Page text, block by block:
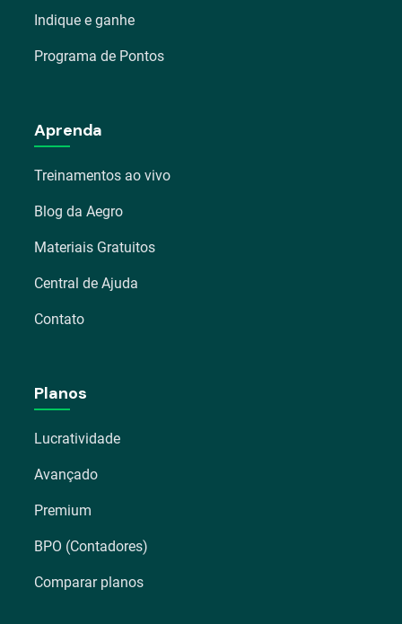
Indique e ganhe
Programa de Pontos
Aprenda
Treinamentos ao vivo
Blog da Aegro
Materiais Gratuitos
Central de Ajuda
Contato
Planos
Lucratividade
Avançado
Premium
BPO (Contadores)
Comparar planos